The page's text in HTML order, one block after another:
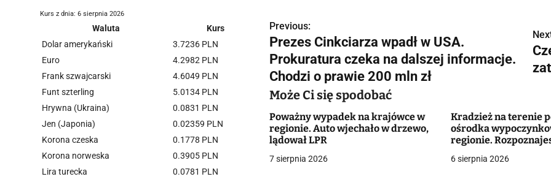
N
a
w
i
g
a
Previous:
Prezes Cinkciarza wpadł w USA.
Prokuratura czeka na dalszej informacje.
Chodzi o prawie 200 mln zł
Może Ci się spodobać
Poważny wypadek na krajówce w
regionie. Auto wjechało w drzewo,
lądował LPR
7 sierpnia 2026
Kradzież na terenie
ośrodka
regionie.
6 sierpnia 2026
Kurs z dnia: 6 sierpnia 2026
Waluta
Kurs
Dolar amerykański
3.7236 PLN
Euro
4.2982 PLN
Frank szwajcarski
4.6049 PLN
Funt szterling
5.0134 PLN
Hrywna (Ukraina)
0.0831 PLN
Jen (Japonia)
0.02359 PLN
Korona czeska
0.1778 PLN
Korona norweska
0.3905 PLN
Lira turecka
0.0781 PLN